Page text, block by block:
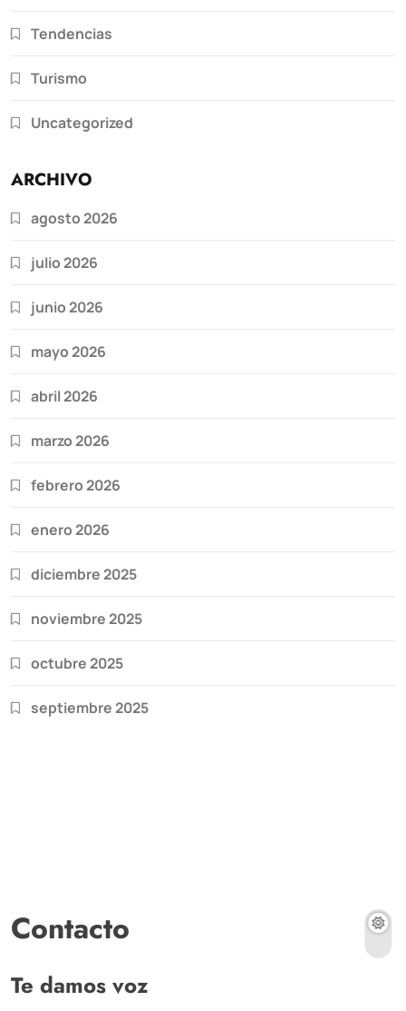
Tendencias
Turismo
Uncategorized
ARCHIVO
agosto 2026
julio 2026
junio 2026
mayo 2026
abril 2026
marzo 2026
febrero 2026
enero 2026
diciembre 2025
noviembre 2025
octubre 2025
septiembre 2025
Contacto
Te damos voz